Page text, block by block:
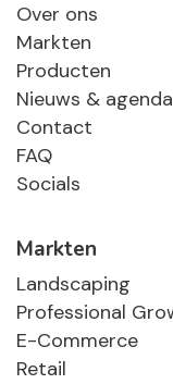
Over ons
Markten
Producten
Nieuws & agenda
Contact
FAQ
Socials
Markten
Landscaping
Professional
E-Commerce
Retail